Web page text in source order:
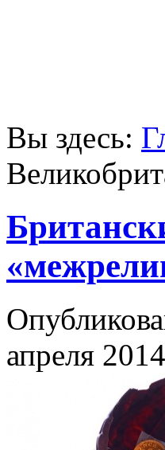
Вы здесь:
апреля 2014